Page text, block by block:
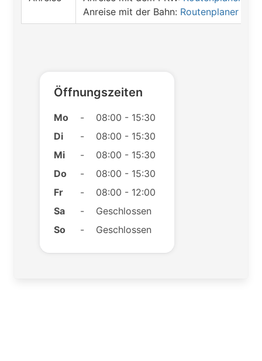
Anreise mit der Bahn: Routenplaner
Öffnungszeiten
Mo -
08:00 - 15:30
Di
-
08:00 - 15:30
Mi
-
08:00 - 15:30
Do
-
08:00 - 15:30
Fr
-
08:00 - 12:00
Sa
-
Geschlossen
So
- Geschlossen